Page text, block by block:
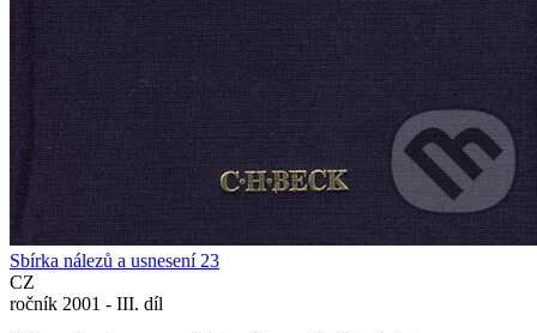
Sbírka nálezů a usnesení 23
CZ
ročník 2001 - III. díl